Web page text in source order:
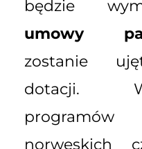
będzie
umowy
zostanie
dotacji.
norweskich